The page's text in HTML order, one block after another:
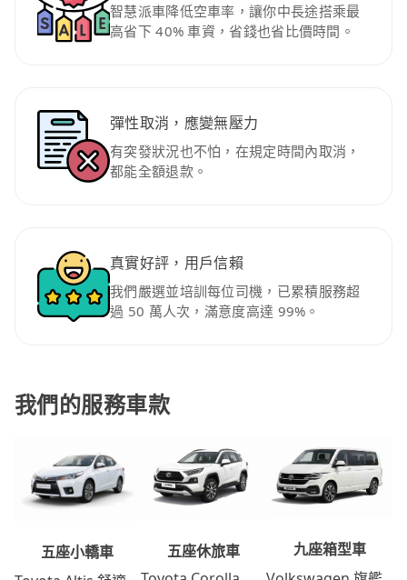
智慧派車降低空車率，讓你中長途搭乘最
高省下 40% 車資，省錢也省比價時間。
彈性取消，應變無壓力
有突發狀況也不怕，在規定時間內取消，
都能全額退款。
真實好評，用戶信賴
我們嚴選並培訓每位司機，已累積服務超
過 50 萬人次，滿意度高達 99%。
我們的服務車款
五座小轎車
五座休旅車
九座箱型車